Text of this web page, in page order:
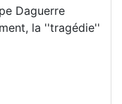
Daguerre
la ''tragédie''